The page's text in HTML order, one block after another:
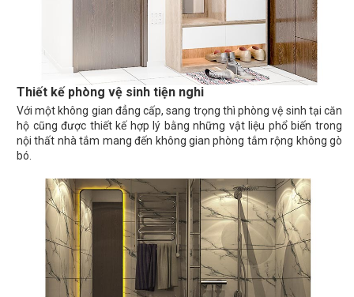
Thiết kế phòng vệ sinh tiện nghi
Với một không gian đẳng cấp, sang trọng thì phòng vệ sinh tại căn
hộ cũng được thiết kế hợp lý bằng những vật liệu phổ biến trong
nội thất nhà tắm mang đến không gian phòng tắm rộng không gò
bó.